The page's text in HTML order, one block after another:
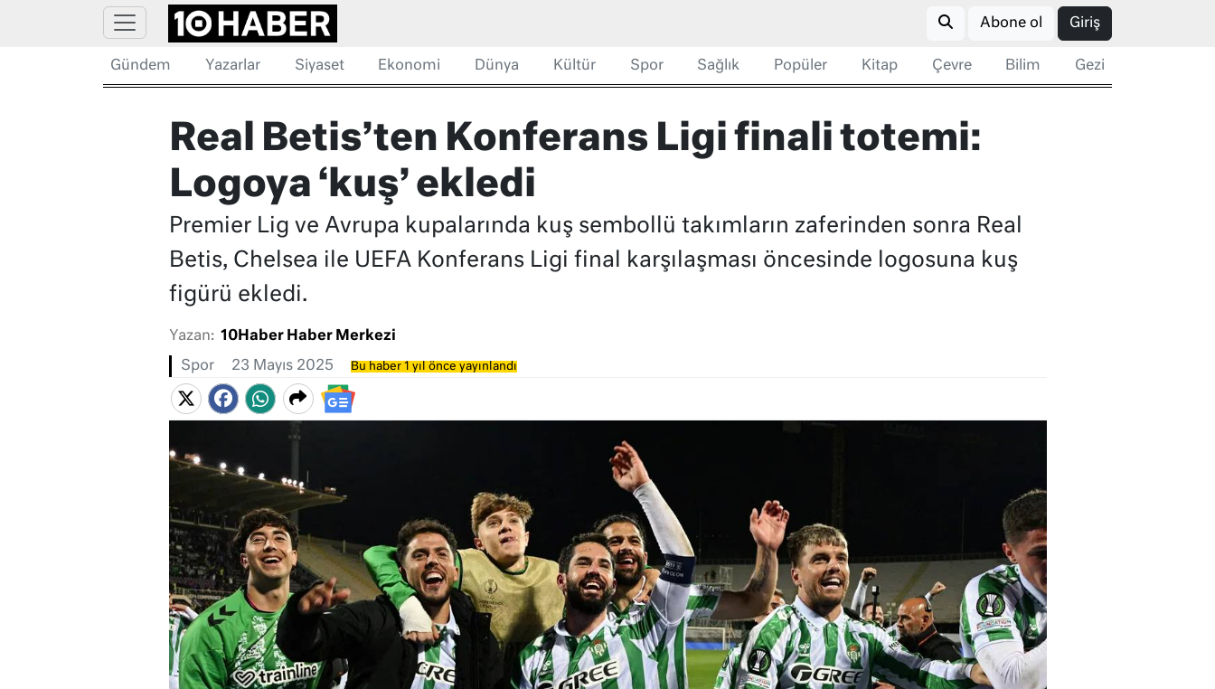
Abone ol Giriş
Gündem Yazarlar Siyaset Ekonomi Dünya Kültür Spor Sağlık Popüler Kitap Çevre Bilim Gezi
Real Betis’ten Konferans Ligi finali totemi:
Logoya ‘kuş’ ekledi
Premier Lig ve Avrupa kupalarında kuş sembollü takımların zaferinden sonra Real
Betis, Chelsea ile UEFA Konferans Ligi final karşılaşması öncesinde logosuna kuş
figürü ekledi.
Yazan: 10Haber Haber Merkezi
Spor 23 Mayıs 2025 Bu haber 1 yıl önce yayınlandı